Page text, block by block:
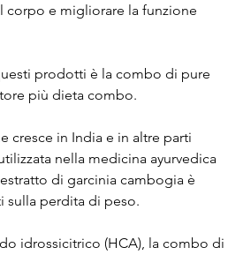
corpo e migliorare la funzione
prodotti è la combo di pure
più dieta combo.
cresce in India e in altre parti
nella medicina ayurvedica
di garcinia cambogia è
sulla perdita di peso.
idrossicitrico (HCA), la combo di